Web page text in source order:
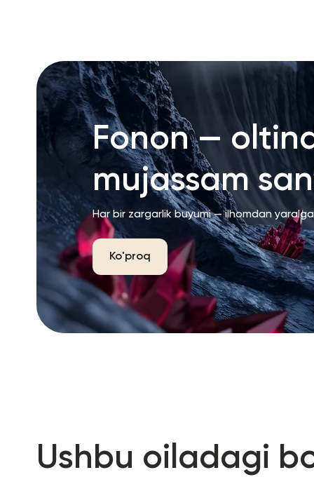
Fonon —
mujassam
Har bir zargarlik buyumi — ilhomdan
Ko'proq
Ushbu oiladagi